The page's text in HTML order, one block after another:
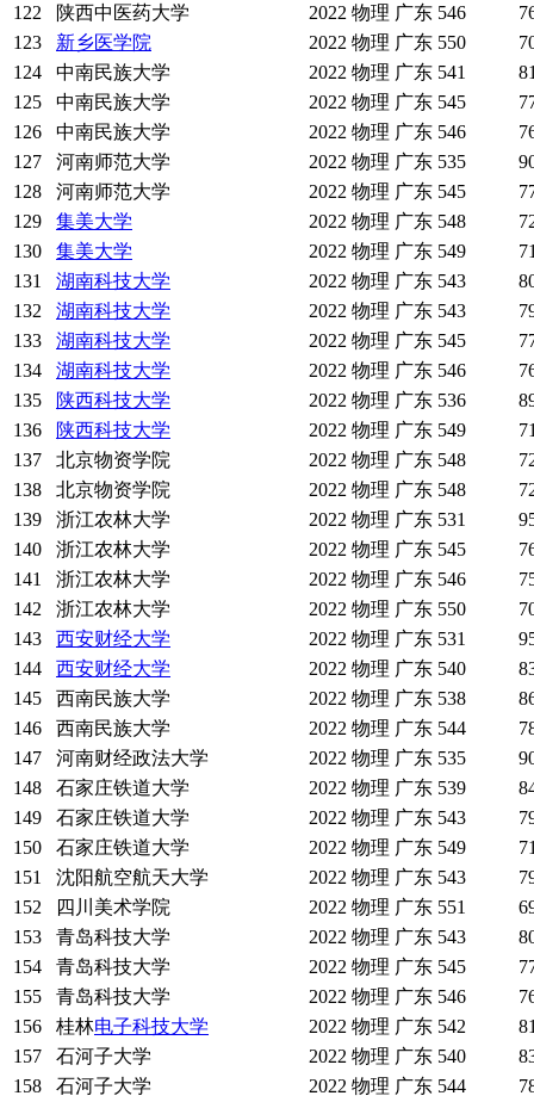
122
陕西中医药大学 2022 物理 广东 546
123
新乡医学院 2022 物理 广东 550
124
中南民族大学 2022 物理 广东 541
125
中南民族大学 2022 物理 广东 545
126
中南民族大学 2022 物理 广东 546
127
河南师范大学 2022 物理 广东 535
128
河南师范大学 2022 物理 广东 545
129
集美大学 2022 物理 广东 548
130
集美大学 2022 物理 广东 549
131
湖南科技大学 2022 物理 广东 543
132
湖南科技大学 2022 物理 广东 543
133
湖南科技大学 2022 物理 广东 545
134
湖南科技大学 2022 物理 广东 546
135
陕西科技大学 2022 物理 广东 536
136
陕西科技大学 2022 物理 广东 549
137
北京物资学院 2022 物理 广东 548
138
北京物资学院 2022 物理 广东 548
139
浙江农林大学 2022 物理 广东 531
140
浙江农林大学 2022 物理 广东 545
141
浙江农林大学 2022 物理 广东 546
142
浙江农林大学 2022 物理 广东 550
143
西安财经大学 2022 物理 广东 531
144
西安财经大学 2022 物理 广东 540
145
西南民族大学 2022 物理 广东 538
146
西南民族大学 2022 物理 广东 544
147
河南财经政法大学 2022 物理 广东 535
148
石家庄铁道大学 2022 物理 广东 539
149
石家庄铁道大学 2022 物理 广东 543
150
石家庄铁道大学 2022 物理 广东 549
151
沈阳航空航天大学 2022 物理 广东 543
152
四川美术学院 2022 物理 广东 551
153
青岛科技大学 2022 物理 广东 543
154
青岛科技大学 2022 物理 广东 545
155
青岛科技大学 2022 物理 广东 546
156
桂林电子科技大学 2022 物理 广东 542
157
石河子大学 2022 物理 广东 540
158
石河子大学 2022 物理 广东 544